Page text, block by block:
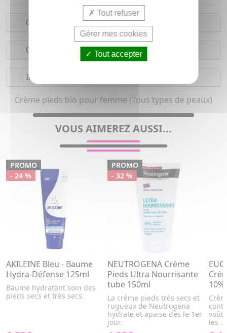
Conseils d'utilisation
Composition
Indications
Crème pieds bio pour femme (Tous types de peaux)
VOUS AIMEREZ AUSSI...
PROMO
- 24 %
AKILEINE Bleu - Baume
Hydra-Défense 125ml
Baume hydratant soin des
pieds secs et très secs.
PROMO
- 32 %
NEUTROGENA Crème
Pieds Ultra Nourrisante
tube 150ml
La crème pieds très secs et
rugueux de Neutrogena
hydrate et apaise dès le 1er
jour.
les ...
Tout refuser
Gérer mes cookies
Tout accepter